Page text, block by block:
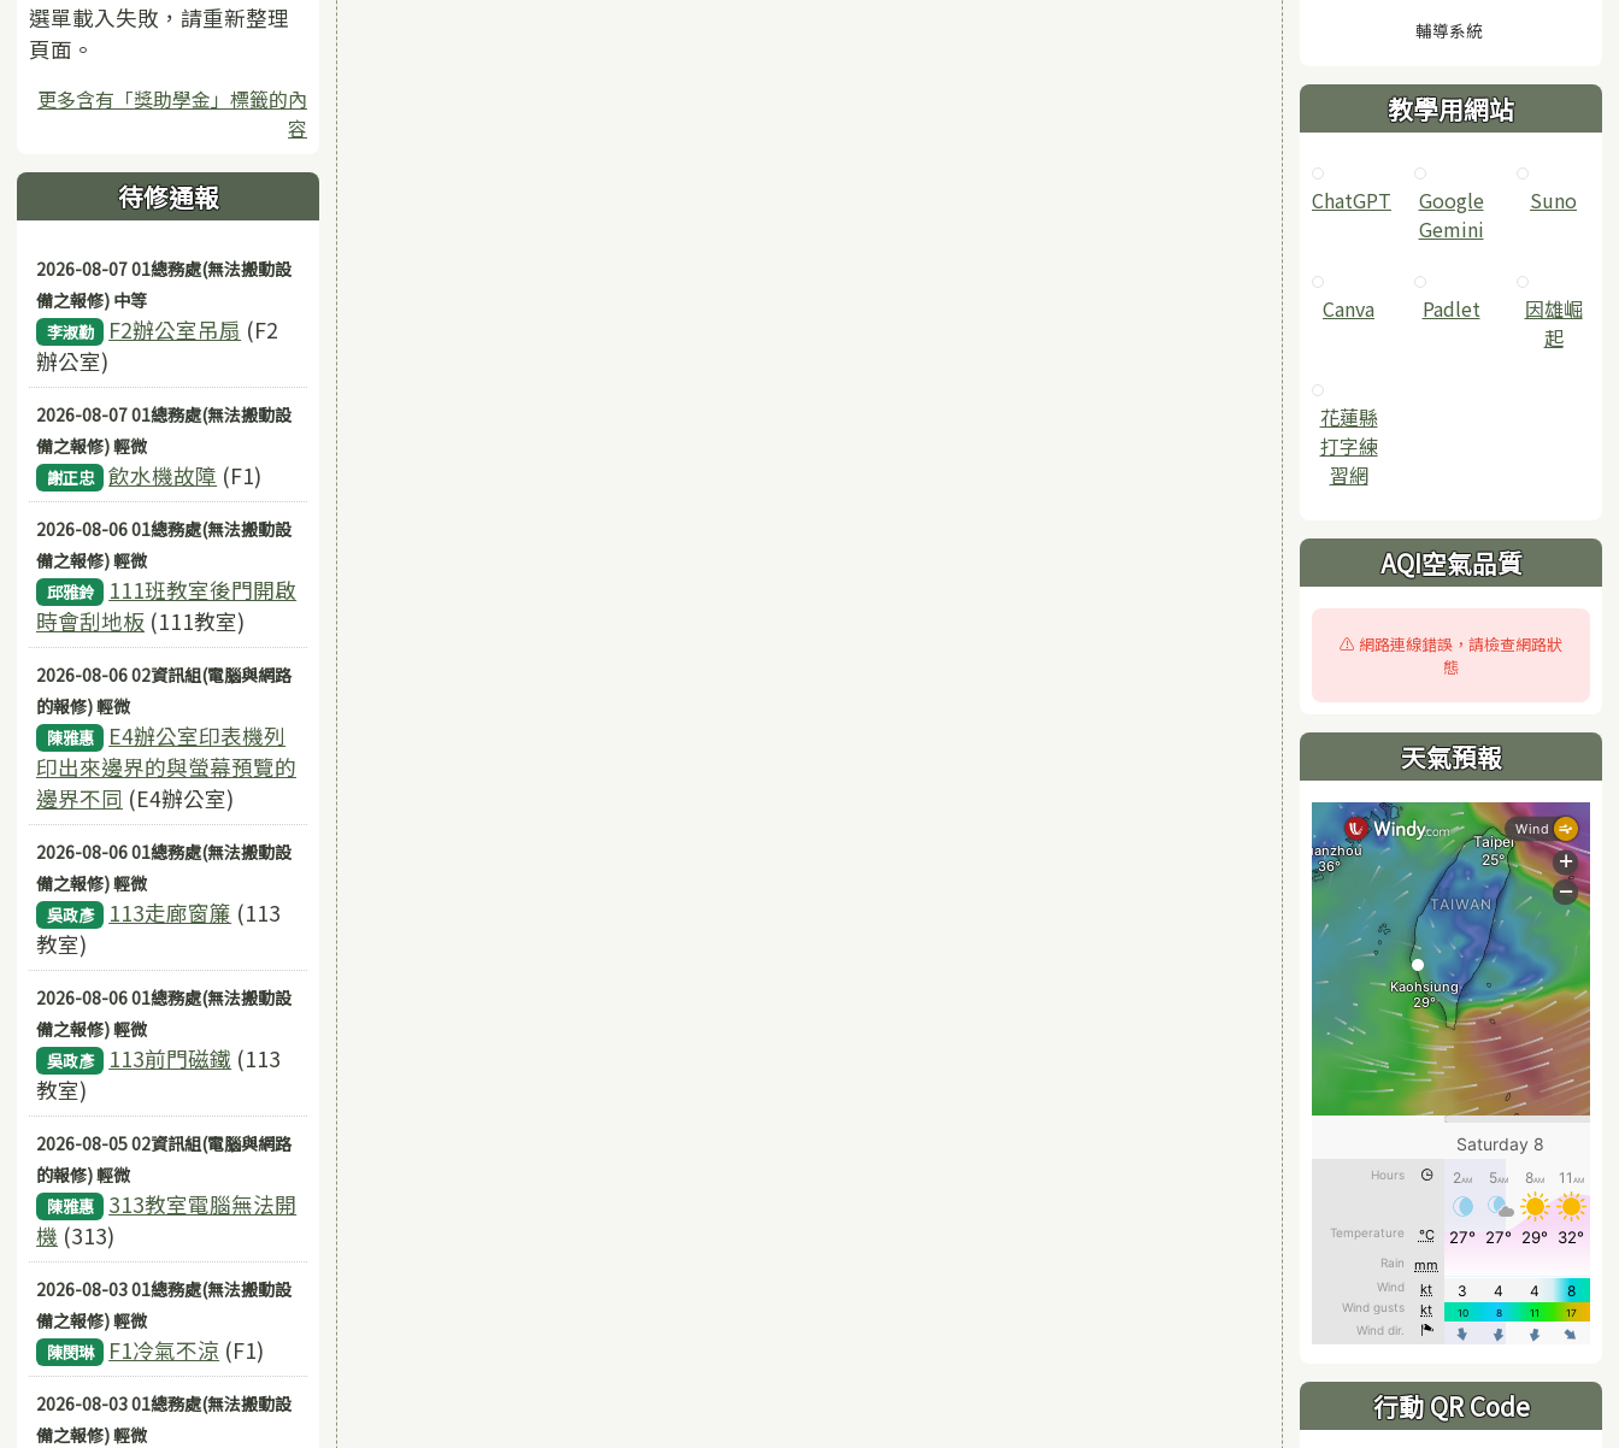
選單載入失敗，請重新整理
頁面。
更多含有「獎助學金」標籤的內
容
待修通報
2026-08-07 01總務處(無法搬動設
備之報修) 中等
李淑勤 F2辦公室吊扇 (F2
辦公室)
2026-08-07 01總務處(無法搬動設
備之報修) 輕微
謝正忠 飲水機故障 (F1)
2026-08-06 01總務處(無法搬動設
備之報修) 輕微
邱雅鈴
111班教室後門開啟
時會刮地板 (111教室)
2026-08-06 02資訊組(電腦與網路
的報修) 輕微
陳雅惠
E4辦公室印表機列
印出來邊界的與螢幕預覽的
邊界不同 (E4辦公室)
2026-08-06 01總務處(無法搬動設
備之報修) 輕微
吳政彥 113走廊窗簾 (113
教室)
2026-08-06 01總務處(無法搬動設
備之報修) 輕微
吳政彥 113前門磁鐵 (113
教室)
2026-08-05 02資訊組(電腦與網路
的報修) 輕微
陳雅惠
313教室電腦無法開
機 (313)
2026-08-03 01總務處(無法搬動設
備之報修) 輕微
陳閔琳 F1冷氣不涼 (F1)
2026-08-03 01總務處(無法搬動設
備之報修) 輕微
輔導系統(另開視窗)
教學用網站
ChatGPT
‎Google
Gemini
Suno
Canva Padlet
因雄崛
起
花蓮縣
打字練
習網
AQI空氣品質
⚠️ 網路連線錯誤，請檢查網路狀
態
天氣預報
行動 QR Code